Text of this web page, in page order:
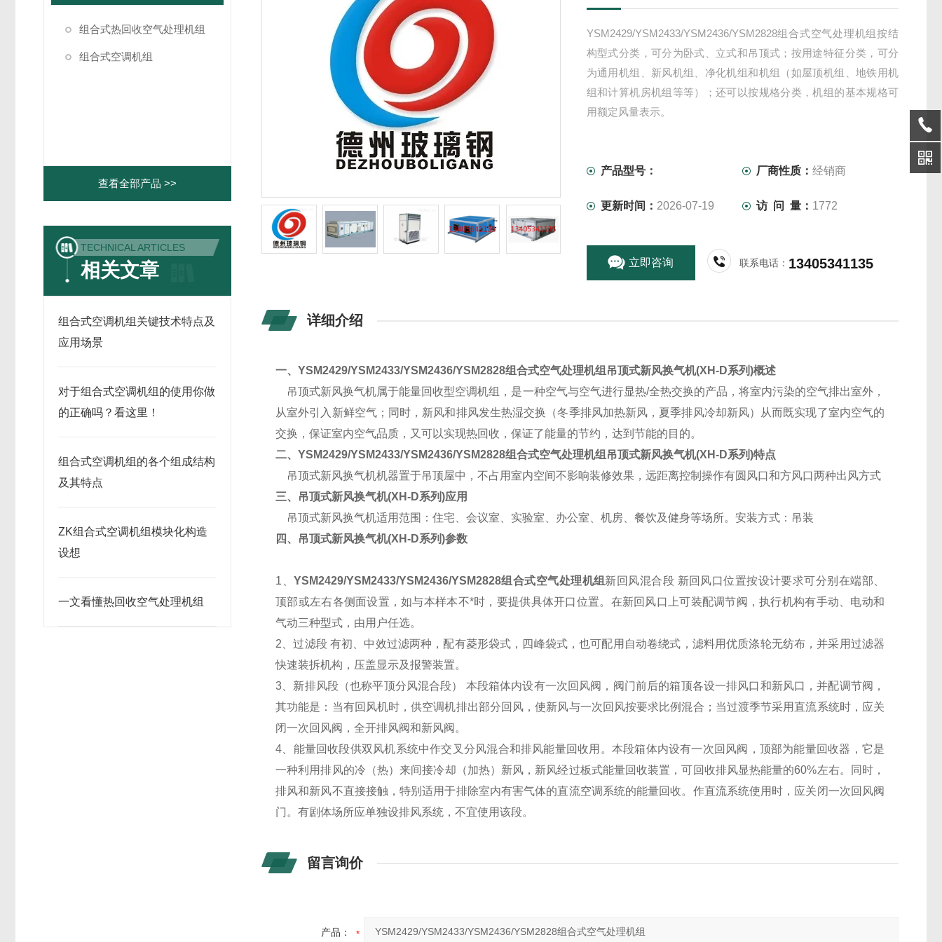
组合式热回收空气处理机组
组合式空调机组
查看全部产品 >>
TECHNICAL ARTICLES
相关文章
组合式空调机组关键技术特点及
应用场景
对于组合式空调机组的使用你做
的正确吗？看这里！
组合式空调机组的各个组成结构
及其特点
ZK组合式空调机组模块化构造
设想
一文看懂热回收空气处理机组
YSM2429/YSM2433/YSM2436/YSM2828组合式空气处理机组按结
构型式分类，可分为卧式、立式和吊顶式；按用途特征分类，可分
为通用机组、新风机组、净化机组和机组（如屋顶机组、地铁用机
组和计算机房机组等等）；还可以按规格分类，机组的基本规格可
用额定风量表示。
产品型号： 厂商性质：经销商
更新时间： 2026-07-19 访 问 量： 1772
立即咨询 联系电话： 13405341135
详细介绍
一、YSM2429/YSM2433/YSM2436/YSM2828组合式空气处理机组 吊顶式新风换气机(XH-D系列)概述
吊顶式新风换气机属于能量回收型空调机组，是一种空气与空气进行显热/全热交换的产品，将室内污染的空气排出室外，
从室外引入新鲜空气；同时，新风和排风发生热湿交换（冬季排风加热新风，夏季排风冷却新风）从而既实现了室内空气的
交换，保证室内空气品质，又可以实现热回收，保证了能量的节约，达到节能的目的。
二、YSM2429/YSM2433/YSM2436/YSM2828组合式空气处理机组 吊顶式新风换气机(XH-D系列)特点
吊顶式新风换气机机器置于吊顶屋中，不占用室内空间不影响装修效果，远距离控制操作有圆风口和方风口两种出风方式
三、吊顶式新风换气机(XH-D系列)应用
吊顶式新风换气机适用范围：住宅、会议室、实验室、办公室、机房、餐饮及健身等场所。安装方式：吊装
四、吊顶式新风换气机(XH-D系列)参数
1、 YSM2429/YSM2433/YSM2436/YSM2828组合式空气处理机组 新回风混合段 新回风口位置按设计要求可分别在端部、
顶部或左右各侧面设置，如与本样本不*时，要提供具体开口位置。在新回风口上可装配调节阀，执行机构有手动、电动和
气动三种型式，由用户任选。
2、过滤段 有初、中效过滤两种，配有菱形袋式，四峰袋式，也可配用自动卷绕式，滤料用优质涤轮无纺布，并采用过滤器
快速装拆机构，压盖显示及报警装置。
3、新排风段（也称平顶分风混合段） 本段箱体内设有一次回风阀，阀门前后的箱顶各设一排风口和新风口，并配调节阀，
其功能是：当有回风机时，供空调机排出部分回风，使新风与一次回风按要求比例混合；当过渡季节采用直流系统时，应关
闭一次回风阀，全开排风阀和新风阀。
4、能量回收段供双风机系统中作交叉分风混合和排风能量回收用。本段箱体内设有一次回风阀，顶部为能量回收器，它是
一种利用排风的冷（热）来间接冷却（加热）新风，新风经过板式能量回收装置，可回收排风显热能量的60%左右。同时，
排风和新风不直接接触，特别适用于排除室内有害气体的直流空调系统的能量回收。作直流系统使用时，应关闭一次回风阀
门。有剧体场所应单独设排风系统，不宜使用该段。
留言询价
产品：